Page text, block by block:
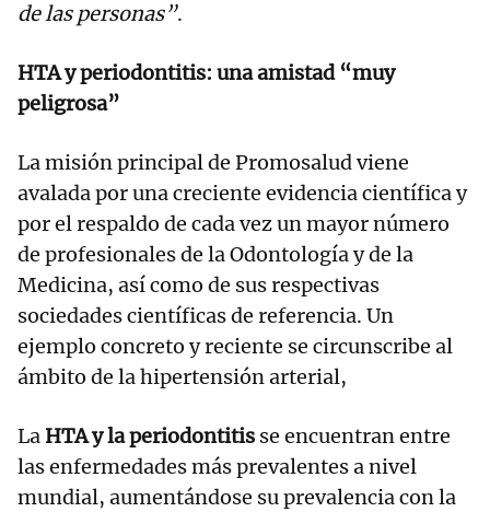
de las personas”.
HTA y periodontitis: una amistad “muy
peligrosa”
La misión principal de Promosalud viene
avalada por una creciente evidencia científica y
por el respaldo de cada vez un mayor número
de profesionales de la Odontología y de la
Medicina, así como de sus respectivas
sociedades científicas de referencia. Un
ejemplo concreto y reciente se circunscribe al
ámbito de la hipertensión arterial,
La HTA y la periodontitis se encuentran entre
las enfermedades más prevalentes a nivel
mundial, aumentándose su prevalencia con la